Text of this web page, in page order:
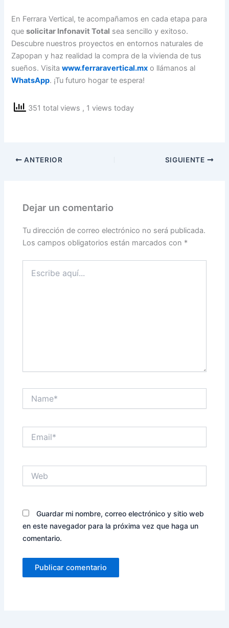
En Ferrara Vertical, te acompañamos en cada etapa para
quesolicitar Infonavit Total sea sencillo y exitoso.
Descubre nuestros proyectos en entornos naturales de
Zapopan y haz realidad la compra de la vivienda de tus
sueños. Visitawww.ferraravertical.mx o llámanos al
WhatsApp. ¡Tu futuro hogar te espera!
351 total views , 1 views today
ANTERIOR SIGUIENTE
Dejar un comentario
Tu dirección de correo electrónico no será publicada.
Los campos obligatorios están marcados con *
aquí...
Guardar mi nombre, correo electrónico y sitio web
en este navegador para la próxima vez que haga un
comentario.